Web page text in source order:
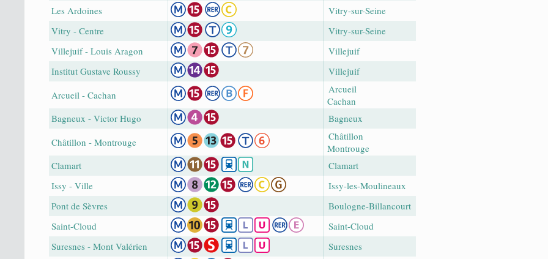
Les Ardoines
Vitry-sur-Seine
Vitry - Centre
Vitry-sur-Seine
Villejuif - Louis Aragon
Villejuif
Institut Gustave Roussy
Villejuif
Arcueil - Cachan
Arcueil
Cachan
Bagneux - Victor Hugo
Bagneux
Châtillon - Montrouge
Châtillon
Montrouge
Clamart
Clamart
Issy - Ville
Issy-les-Moulineaux
Pont de Sèvres
Boulogne-Billancourt
Saint-Cloud
Saint-Cloud
Suresnes - Mont Valérien
Suresnes